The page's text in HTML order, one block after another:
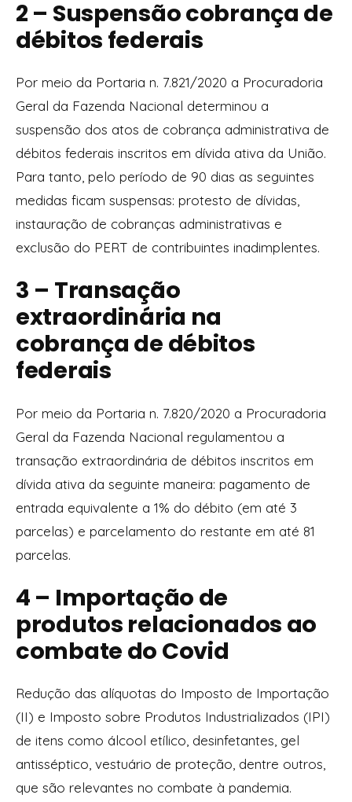
2 – Suspensão cobrança de
débitos federais
Por meio da Portaria n. 7.821/2020 a Procuradoria
Geral da Fazenda Nacional determinou a
suspensão dos atos de cobrança administrativa de
débitos federais inscritos em dívida ativa da União.
Para tanto, pelo período de 90 dias as seguintes
medidas ficam suspensas: protesto de dívidas,
instauração de cobranças administrativas e
exclusão do PERT de contribuintes inadimplentes.
3 – Transação
extraordinária na
cobrança de débitos
federais
Por meio da Portaria n. 7.820/2020 a Procuradoria
Geral da Fazenda Nacional regulamentou a
transação extraordinária de débitos inscritos em
dívida ativa da seguinte maneira: pagamento de
entrada equivalente a 1% do débito (em até 3
parcelas) e parcelamento do restante em até 81
parcelas.
4 – Importação de
produtos relacionados ao
combate do Covid
Redução das alíquotas do Imposto de Importação
(II) e Imposto sobre Produtos Industrializados (IPI)
de itens como álcool etílico, desinfetantes, gel
antisséptico, vestuário de proteção, dentre outros,
que são relevantes no combate à pandemia.